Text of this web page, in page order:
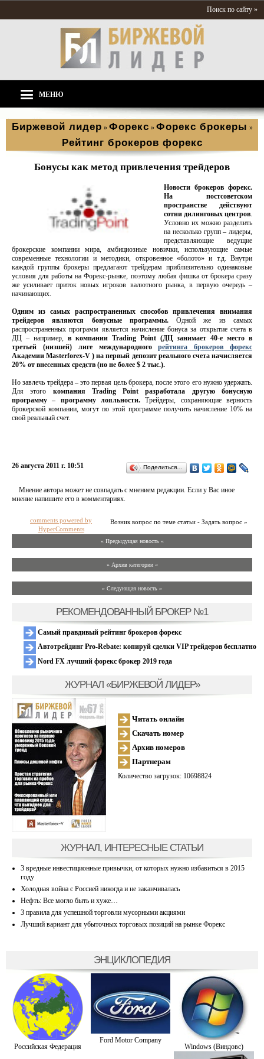
Поиск по сайту »
МЕНЮ
Биржевой лидер » Форекс » Форекс брокеры »
Рейтинг брокеров форекс
Бонусы как метод привлечения трейдеров
Новости брокеров форекс.
На постсоветском
пространстве действуют
сотни дилинговых центров.
Условно их можно разделить
на несколько групп – лидеры,
представляющие ведущие
брокерские компании мира, амбициозные новички, использующие самые
современные технологии и методики, откровенное «болото» и т.д. Внутри
каждой группы брокеры предлагают трейдерам приблизительно одинаковые
условия для работы на Форекс-рынке, поэтому любая фишка от брокера сразу
же усиливает приток новых игроков валютного рынка, в первую очередь –
начинающих.
Одним из самых распространенных способов привлечения внимания
трейдеров являются бонусные программы.Одной же из самых
распространенных программ является начисление бонуса за открытие счета в
ДЦ – например, в компании Trading Point (ДЦ занимает 40-е место в
третьей (низшей) лиге международногорейтинга брокеров форекс
Академии Masterforex-V ) на первый депозит реального счета начисляется
20% от внесенных средств (но не более $ 2 тыс.).
Но завлечь трейдера – это первая цель брокера, после этого его нужно удержать.
Для этого компания Trading Point разработала другую бонусную
программу – программу лояльности. Трейдеры, сохраняющие верность
брокерской компании, могут по этой программе получить начисление 10% на
свой реальный счет.
26 августа 2011 г. 10:51 Поделиться…
Мнение автора может не совпадать с мнением редакции. Если у Вас иное
мнение напишите его в комментариях.
Возник вопрос по теме статьи - Задать вопрос »
comments powered by
HyperComments
« Предыдущая новость «
» Архив категории «
» Следующая новость »
РЕКОМЕНДОВАННЫЙ БРОКЕР №1
Самый правдивый рейтинг брокеров форекс
Автотрейдинг Pro-Rebate: копируй сделки VIP трейдеров бесплатно
Nord FX лучший форекс брокер 2019 года
ЖУРНАЛ «БИРЖЕВОЙ ЛИДЕР»
Читать онлайн
Скачать номер
Архив номеров
Партнерам
Количество загрузок: 10698824
ЖУРНАЛ, ИНТЕРЕСНЫЕ СТАТЬИ
3 вредные инвестиционные привычки, от которых нужно избавиться в 2015
году
Холодная война с Россией никогда и не заканчивалась
Нефть: Все могло быть и хуже…
3 правила для успешной торговли мусорными акциями
Лучший вариант для убыточных торговых позиций на рынке Форекс
ЭНЦИКЛОПЕДИЯ
Российская Федерация
Ford Motor Company
Windows (Виндовс)